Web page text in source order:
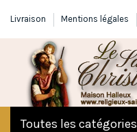
Livraison Mentions légales
Toutes les catégories